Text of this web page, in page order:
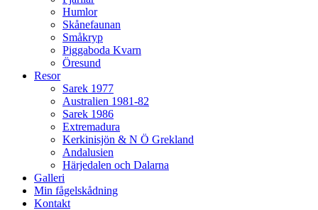
Humlor
Skånefaunan
Småkryp
Piggaboda Kvarn
Öresund
Resor
Sarek 1977
Australien 1981-82
Sarek 1986
Extremadura
Kerkinisjön & N Ö Grekland
Andalusien
Härjedalen och Dalarna
Galleri
Min fågelskådning
Kontakt